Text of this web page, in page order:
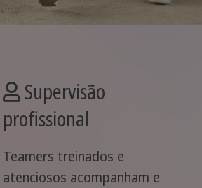
Supervisão
profissional
Teamers treinados e
atenciosos acompanham e